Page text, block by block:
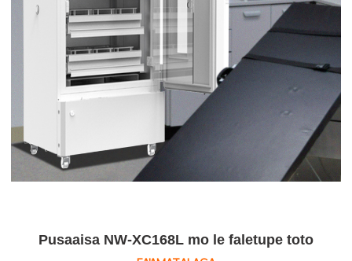
Pusaaisa NW-XC168L mo le faletupe toto